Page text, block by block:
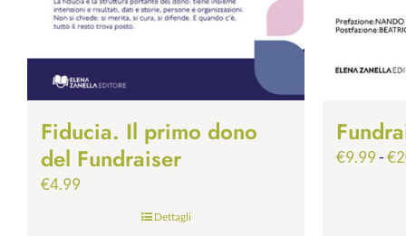
Fiducia. Il primo dono
del Fundraiser
€4.99
Dettagli
€9.99-€